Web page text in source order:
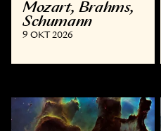
Mozart, Brahms,
Schumann
9 OKT 2026